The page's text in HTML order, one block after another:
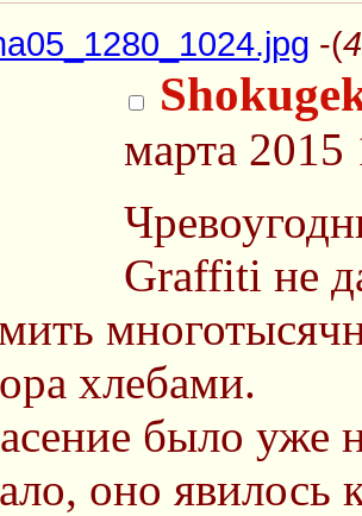
-(
марта 2015
Graffiti не
хлебами.
было уже
оно явилось